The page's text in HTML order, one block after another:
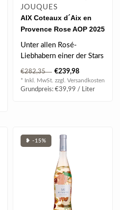
JOUQUES
AIX Coteaux d´Aix en
Provence Rose AOP 2025
6 l (Methusalem)
Unter allen Rosé-
Liebhabern einer der Stars
aus der Provence. Ein
strahlendes L..
€282,35 €239,98
* Inkl. MwSt. zzgl. Versandkosten
Grundpreis: €39,99 / Liter
❥ -15%